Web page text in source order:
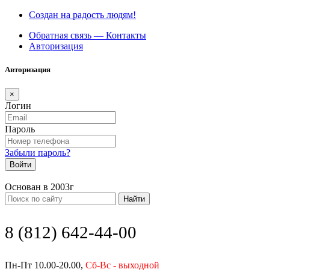
Создан на радость людям!
Обратная связь — Контакты
Авторизация
Авторизация
×
Логин
Пароль
Забыли пароль?
Войти
Основан в 2003г
Найти
8 (812) 642-44-00
Пн-Пт 10.00-20.00, Сб-Вс - выходной